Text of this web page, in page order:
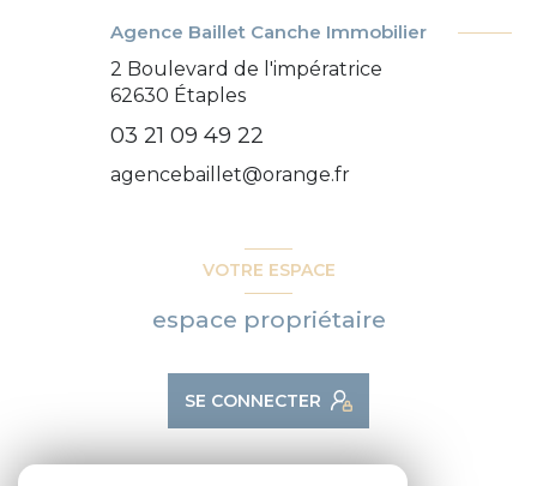
Agence Baillet Canche Immobilier
2 Boulevard de l'impératrice
62630 Étaples
03 21 09 49 22
agencebaillet@orange.fr
VOTRE ESPACE
espace propriétaire
SE CONNECTER